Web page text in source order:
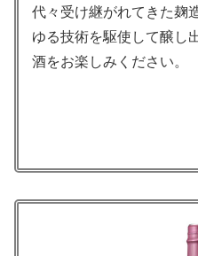
代々受け継がれてきた麹
ゆる技術を駆使して醸し
酒をお楽しみください。